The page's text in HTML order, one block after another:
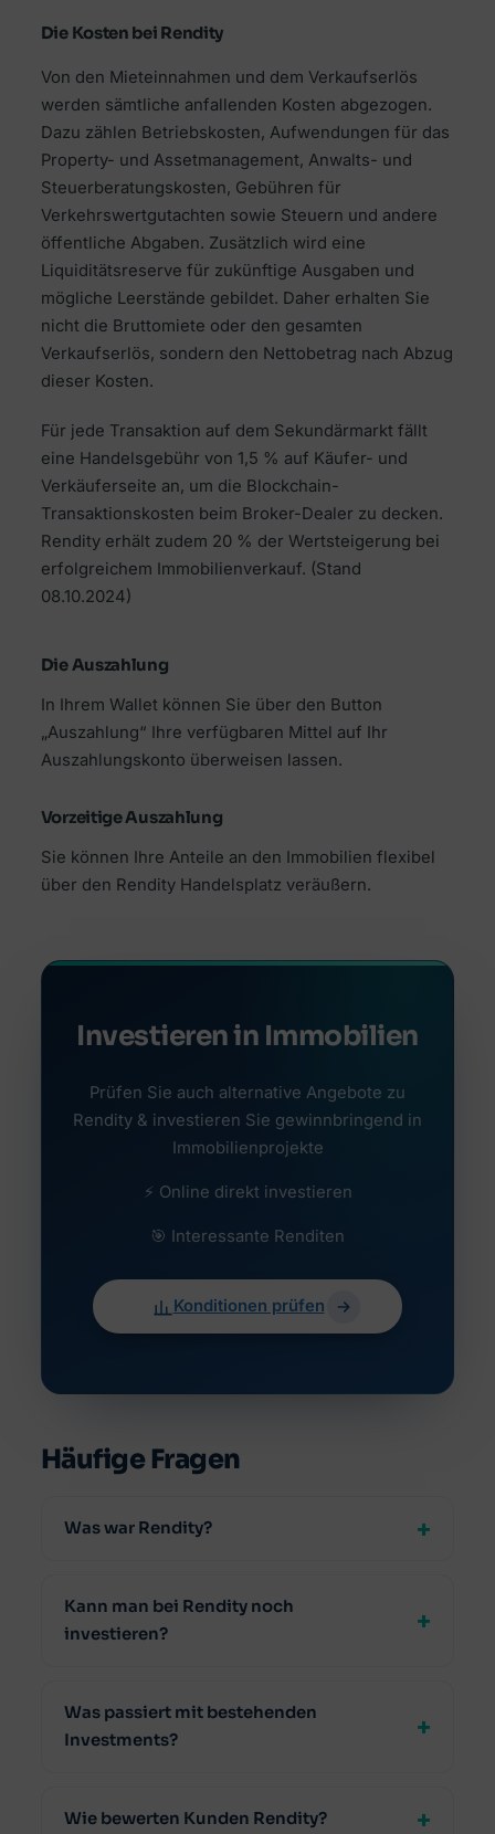
Die Kosten bei Rendity
Von den Mieteinnahmen und dem Verkaufserlös
werden sämtliche anfallenden Kosten abgezogen.
Dazu zählen Betriebskosten, Aufwendungen für das
Property- und Assetmanagement, Anwalts- und
Steuerberatungskosten, Gebühren für
Verkehrswertgutachten sowie Steuern und andere
öffentliche Abgaben. Zusätzlich wird eine
Liquiditätsreserve für zukünftige Ausgaben und
mögliche Leerstände gebildet. Daher erhalten Sie
nicht die Bruttomiete oder den gesamten
Verkaufserlös, sondern den Nettobetrag nach Abzug
dieser Kosten.
Für jede Transaktion auf dem Sekundärmarkt fällt
eine Handelsgebühr von 1,5 % auf Käufer- und
Verkäuferseite an, um die Blockchain-
Transaktionskosten beim Broker-Dealer zu decken.
Rendity erhält zudem 20 % der Wertsteigerung bei
erfolgreichem Immobilienverkauf. (Stand
08.10.2024)
Die Auszahlung
In Ihrem Wallet können Sie über den Button
„Auszahlung“ Ihre verfügbaren Mittel auf Ihr
Auszahlungskonto überweisen lassen.
Vorzeitige Auszahlung
Sie können Ihre Anteile an den Immobilien flexibel
über den Rendity Handelsplatz veräußern.
Investieren in Immobilien
Prüfen Sie auch alternative Angebote zu
Rendity & investieren Sie gewinnbringend in
Immobilienprojekte
⚡ Online direkt investieren
🎯 Interessante Renditen
Konditionen prüfen
Häufige Fragen
Was war Rendity?
Kann man bei Rendity noch
investieren?
Was passiert mit bestehenden
Investments?
Wie bewerten Kunden Rendity?